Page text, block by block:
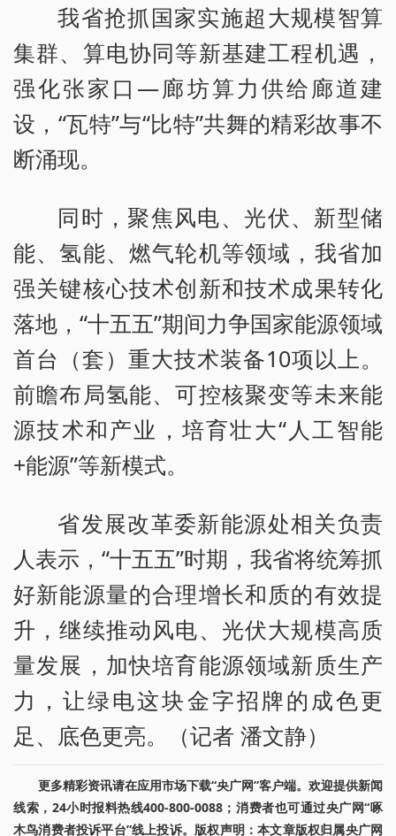
我省抢抓国家实施超大规模智算
集群、算电协同等新基建工程机遇，
强化张家口—廊坊算力供给廊道建
设，“瓦特”与“比特”共舞的精彩故事不
断涌现。
同时，聚焦风电、光伏、新型储
能、氢能、燃气轮机等领域，我省加
强关键核心技术创新和技术成果转化
落地，“十五五”期间力争国家能源领域
首台（套）重大技术装备10项以上。
前瞻布局氢能、可控核聚变等未来能
源技术和产业，培育壮大“人工智能
+能源”等新模式。
省发展改革委新能源处相关负责
人表示，“十五五”时期，我省将统筹抓
好新能源量的合理增长和质的有效提
升，继续推动风电、光伏大规模高质
量发展，加快培育能源领域新质生产
力，让绿电这块金字招牌的成色更
足、底色更亮。（记者 潘文静）
更多精彩资讯请在应用市场下载“央广网”客户端。欢迎提供新闻
线索，24小时报料热线400-800-0088；消费者也可通过央广网“啄
木鸟消费者投诉平台”线上投诉。版权声明：本文章版权归属央广网